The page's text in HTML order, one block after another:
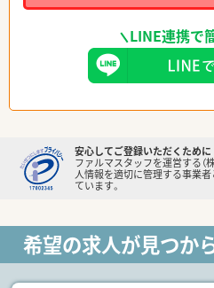
LINE連携で
安心してご登録いただくために
ファルマスタッフを運営する（
人情報を適切に管理する事業
ています。
希望の求人が見つか